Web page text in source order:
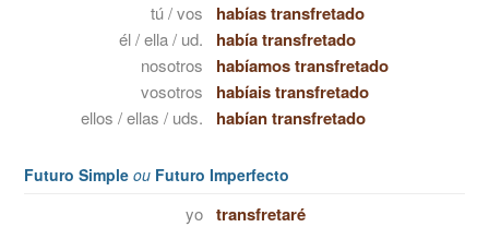
tú / vos habías transfretado
él / ella / ud. había transfretado
nosotros habíamos transfretado
vosotros habíais transfretado
ellos / ellas / uds. habían transfretado
Futuro Simple ou Futuro Imperfecto
yo transfretaré